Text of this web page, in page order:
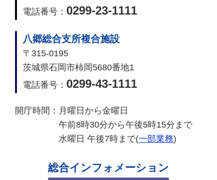
電話番号： 0299-23-1111
八郷総合支所複合施設
〒315-0195
茨城県石岡市柿岡5680番地1
電話番号： 0299-43-1111
開庁時間： 月曜日から金曜日
午前8時30分から午後5時15分まで
水曜日 午後7時まで(一部業務)
総合インフォメーション